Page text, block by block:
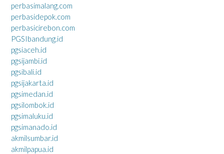
perbasimalang.com
perbasidepok.com
perbasicirebon.com
PGSIbandung.id
pgsiaceh.id
pgsijambi.id
pgsibali.id
pgsijakarta.id
pgsimedan.id
pgsilombok.id
pgsimaluku.id
pgsimanado.id
akmilsumbar.id
akmilpapua.id